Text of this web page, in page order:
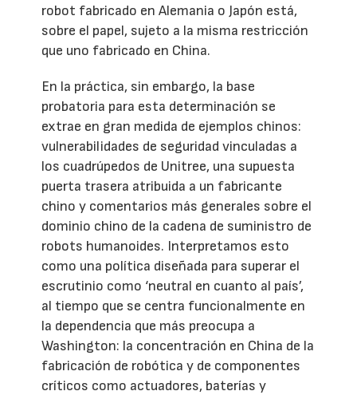
robot fabricado en Alemania o Japón está,
sobre el papel, sujeto a la misma restricción
que uno fabricado en China.
En la práctica, sin embargo, la base
probatoria para esta determinación se
extrae en gran medida de ejemplos chinos:
vulnerabilidades de seguridad vinculadas a
los cuadrúpedos de Unitree, una supuesta
puerta trasera atribuida a un fabricante
chino y comentarios más generales sobre el
dominio chino de la cadena de suministro de
robots humanoides. Interpretamos esto
como una política diseñada para superar el
escrutinio como ‘neutral en cuanto al país’,
al tiempo que se centra funcionalmente en
la dependencia que más preocupa a
Washington: la concentración en China de la
fabricación de robótica y de componentes
críticos como actuadores, baterías y